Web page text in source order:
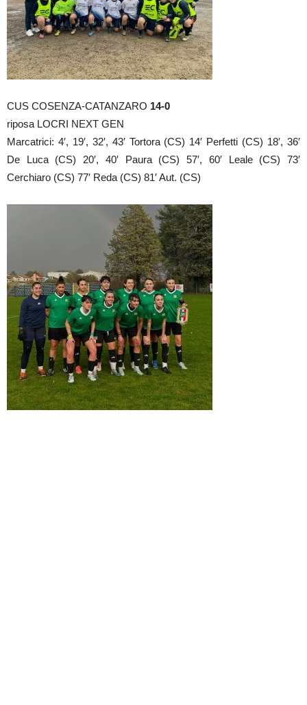
CUS COSENZA-CATANZARO 14-0
riposa LOCRI NEXT GEN
Marcatrici: 4′, 19′, 32′, 43′ Tortora (CS) 14′ Perfetti (CS) 18′, 36′
De Luca (CS) 20′, 40′ Paura (CS) 57′, 60′ Leale (CS) 73′
Cerchiaro (CS) 77′ Reda (CS) 81′ Aut. (CS)